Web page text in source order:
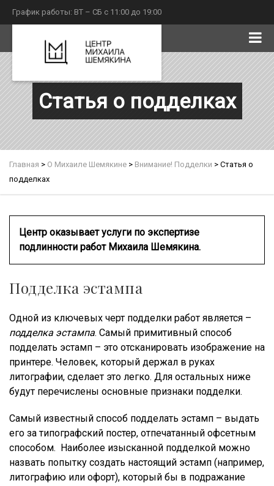
График работы: ВТ – СБ с 11:00 до 19:00
Статья о подделках
Главная > О Михаиле Шемякине > Внимание! Подделки > Статья о
подделках
Центр оказывает услуги по экспертизе
подлинности работ Михаила Шемякина.
Подделка эстампа
Одной из ключевых черт подделки работ является –
подделка эстампа. Самый примитивный способ
подделать эстамп – это отсканировать изображение на
принтере. Человек, который держал в руках
литографии, сделает это легко. Для остальных ниже
будут перечислены основные признаки подделки.
Самый известный способ подделать эстамп – выдать
его за типографский постер, отпечатанный офсетным
способом. Наиболее изысканной подделкой можно
назвать попытку создать настоящий эстамп (например,
литографию или офорт), который бы в подражание